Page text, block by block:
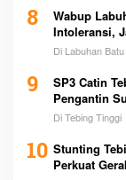
8
Wabup
Intoleransi,
Di Labuhan Batu
9
SP3 Catin
Pengantin
Di Tebing Tinggi
10 Stunting
Perkuat